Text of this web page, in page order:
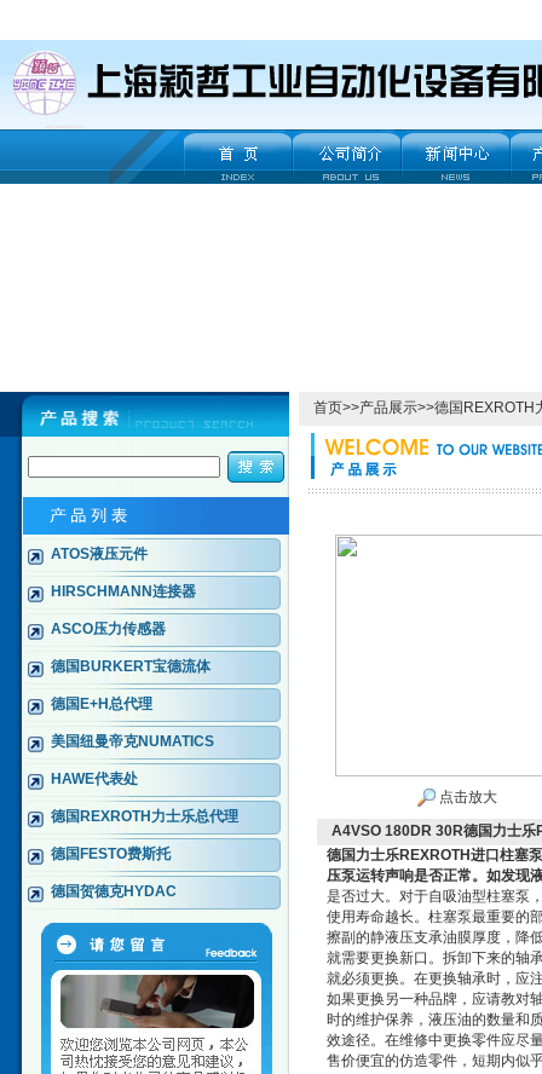
ATOS液压元件
HIRSCHMANN连接器
ASCO压力传感器
德国BURKERT宝德流体
德国E+H总代理
美国纽曼帝克NUMATICS
HAWE代表处
德国REXROTH力士乐总代理
德国FESTO费斯托
德国贺德克HYDAC
首页>>产品展示>>德国REXROTH
点击放大
A4VSO 180DR 30R德国力士乐
德国力士乐REXROTH进口柱塞
压泵运转声响是否正常。如发现
是否过大。对于自吸油型柱塞泵
使用寿命越长。柱塞泵最重要的
擦副的静液压支承油膜厚度，降
就需要更换新口。拆卸下来的轴
就必须更换。在更换轴承时，应
如果更换另一种品牌，应请教对
时的维护保养，液压油的数量和
效途径。在维修中更换零件应尽
售价便宜的仿造零件，短期内似